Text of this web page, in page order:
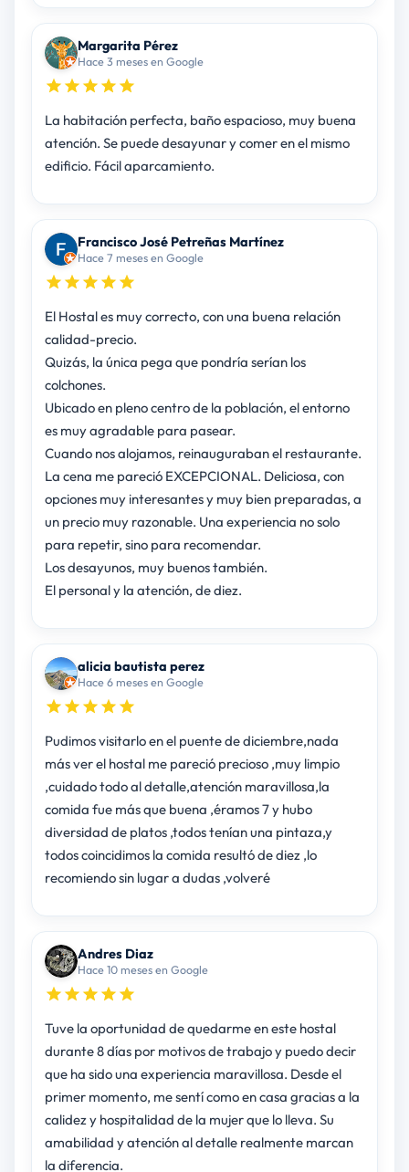
Margarita Pérez
Hace 3 meses en Google
La habitación perfecta, baño espacioso, muy buena
atención. Se puede desayunar y comer en el mismo
edificio. Fácil aparcamiento.
Francisco José Petreñas Martínez
Hace 7 meses en Google
El Hostal es muy correcto, con una buena relación
calidad-precio.
Quizás, la única pega que pondría serían los
colchones.
Ubicado en pleno centro de la población, el entorno
es muy agradable para pasear.
Cuando nos alojamos, reinauguraban el restaurante.
La cena me pareció EXCEPCIONAL. Deliciosa, con
opciones muy interesantes y muy bien preparadas, a
un precio muy razonable. Una experiencia no solo
para repetir, sino para recomendar.
Los desayunos, muy buenos también.
El personal y la atención, de diez.
alicia bautista perez
Hace 6 meses en Google
Pudimos visitarlo en el puente de diciembre,nada
más ver el hostal me pareció precioso ,muy limpio
,cuidado todo al detalle,atención maravillosa,la
comida fue más que buena ,éramos 7 y hubo
diversidad de platos ,todos tenían una pintaza,y
todos coincidimos la comida resultó de diez ,lo
recomiendo sin lugar a dudas ,volveré
Andres Diaz
Hace 10 meses en Google
Tuve la oportunidad de quedarme en este hostal
durante 8 días por motivos de trabajo y puedo decir
que ha sido una experiencia maravillosa. Desde el
primer momento, me sentí como en casa gracias a la
calidez y hospitalidad de la mujer que lo lleva. Su
amabilidad y atención al detalle realmente marcan
la diferencia.